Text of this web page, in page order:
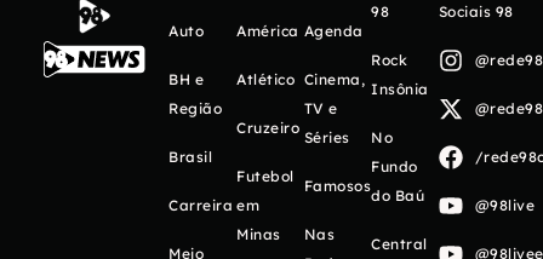
Auto
BH e
Região
Brasil
Carreira
Meio
América
Atlético
Cruzeiro
Futebol
em
Minas
Agenda
Cinema,
TV e
Séries
Famosos
Nas
98
Rock
Insônia
No
Fundo
do Baú
Central
Sociais 98
/
@98live